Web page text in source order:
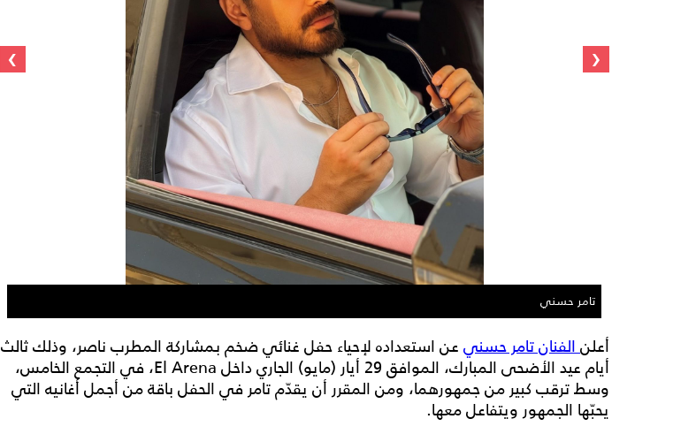
تامر حسني
‹
›
أعلن الفنان تامر حسني عن استعداده لإحياء حفل غنائي ضخم بمشاركة المطرب ناصر، وذلك ثالث
أيام عيد الأضحى المبارك، الموافق 29 أيار (مايو) الجاري داخل El Arena، في التجمع الخامس،
وسط ترقب كبير من جمهورهما، ومن المقرر أن يقدّم تامر في الحفل باقة من أجمل أغانيه التي
يحبّها الجمهور ويتفاعل معها.